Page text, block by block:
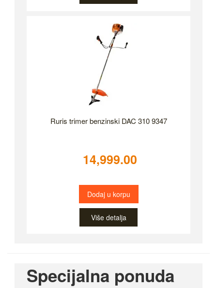
Ruris trimer benzinski DAC 310 9347
14,999.00
Dodaj u korpu
Više detalja
Specijalna ponuda